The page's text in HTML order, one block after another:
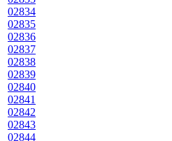
02834
02835
02836
02837
02838
02839
02840
02841
02842
02843
02844